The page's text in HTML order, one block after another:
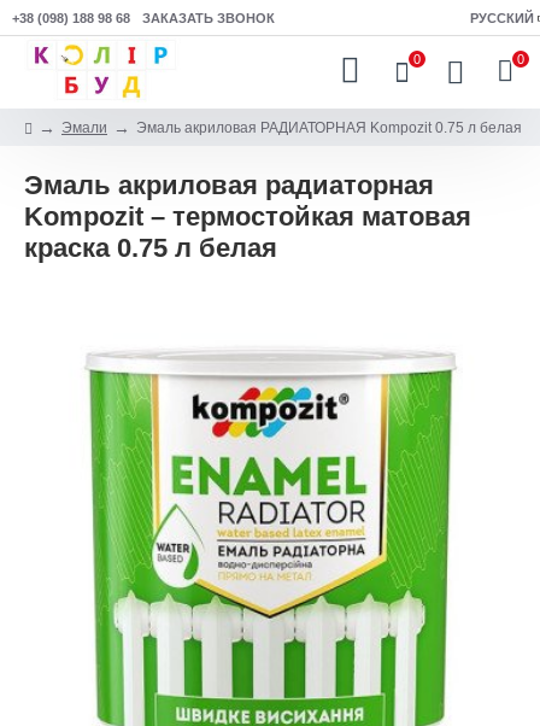
+38 (098) 188 98 68 ЗАКАЗАТЬ ЗВОНОК РУССКИЙ
0 0
Эмали Эмаль акриловая РАДИАТОРНАЯ Kompozit 0.75 л белая
Эмаль акриловая радиаторная
Kompozit – термостойкая матовая
краска 0.75 л белая